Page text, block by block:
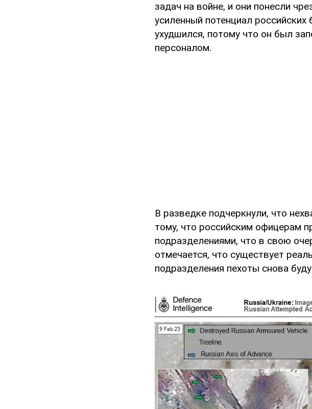
задач на войне, и они понесли
усиленный потенциал российских
ухудшился, потому что он был
персоналом.
В разведке подчеркнули, что
тому, что российским офицерам
подразделениями, что в свою
отмечается, что существует
подразделения пехоты снова